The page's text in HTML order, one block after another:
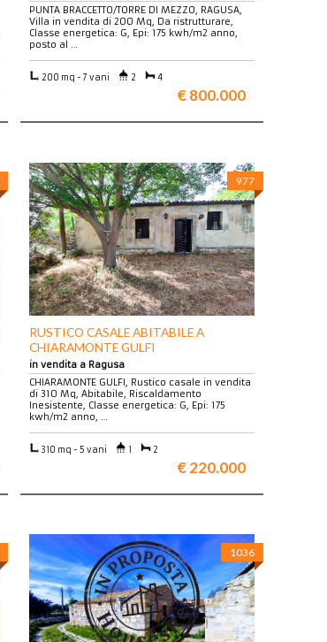
PUNTA BRACCETTO/TORRE DI MEZZO, RAGUSA,
Villa in vendita di 200 Mq, Da ristrutturare,
Classe energetica: G, Epi: 175 kwh/m2 anno,
posto al …
200 mq - 7 vani 2 4
€ 800.000
977
RUSTICO CASALE ABITABILE A
CHIARAMONTE GULFI
in vendita a Ragusa
CHIARAMONTE GULFI, Rustico casale in vendita
di 310 Mq, Abitabile, Riscaldamento
Inesistente, Classe energetica: G, Epi: 175
kwh/m2 anno, …
310 mq - 5 vani 1 2
€ 220.000
1036